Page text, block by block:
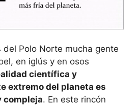
del Polo Norte mucha gente
en iglús y en osos
científica y
extremo del planeta es
compleja. En este rincón